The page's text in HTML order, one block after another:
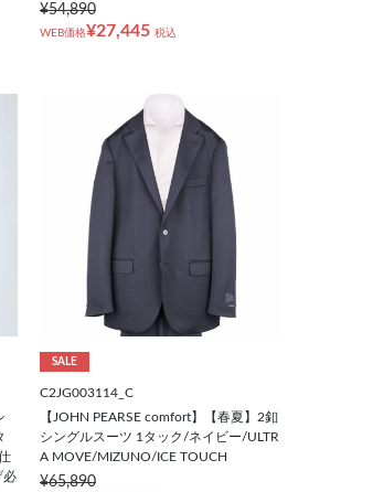
¥54,890
WEB価格¥27,445 税込
必
SALE
C2JG003114_C
【JOHN PEARSE comfort】【春夏】2釦
シングルスーツ 1タック/ネイビー/ULTR
A MOVE/MIZUNO/ICE TOUCH
¥65,890